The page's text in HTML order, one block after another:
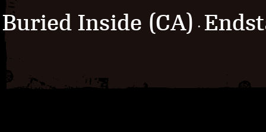
Buried Inside (CA) ·